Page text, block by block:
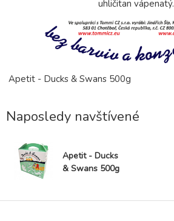
uhličitan vápenatý.
Apetit - Ducks & Swans 500g
Naposledy navštívené
Apetit - Ducks
& Swans 500g